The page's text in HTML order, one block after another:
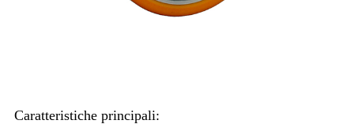
Caratteristiche principali: